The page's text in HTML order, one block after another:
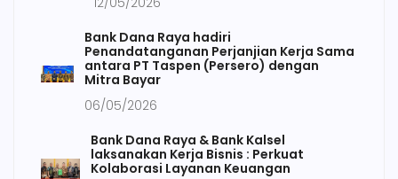
Bank Dana Raya hadiri
Penandatanganan Perjanjian Kerja Sama
antara PT Taspen (Persero) dengan
Mitra Bayar
06/05/2026
Bank Dana Raya & Bank Kalsel
laksanakan Kerja Bisnis : Perkuat
Kolaborasi Layanan Keuangan